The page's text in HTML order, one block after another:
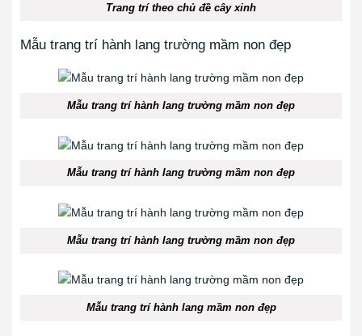
Trang trí theo chủ đề cây xinh
Mẫu trang trí hành lang trường mầm non đẹp
Mẫu trang trí hành lang trường mầm non đẹp
Mẫu trang trí hành lang trường mầm non đẹp
Mẫu trang trí hành lang trường mầm non đẹp
Mẫu trang trí hành lang mầm non đẹp